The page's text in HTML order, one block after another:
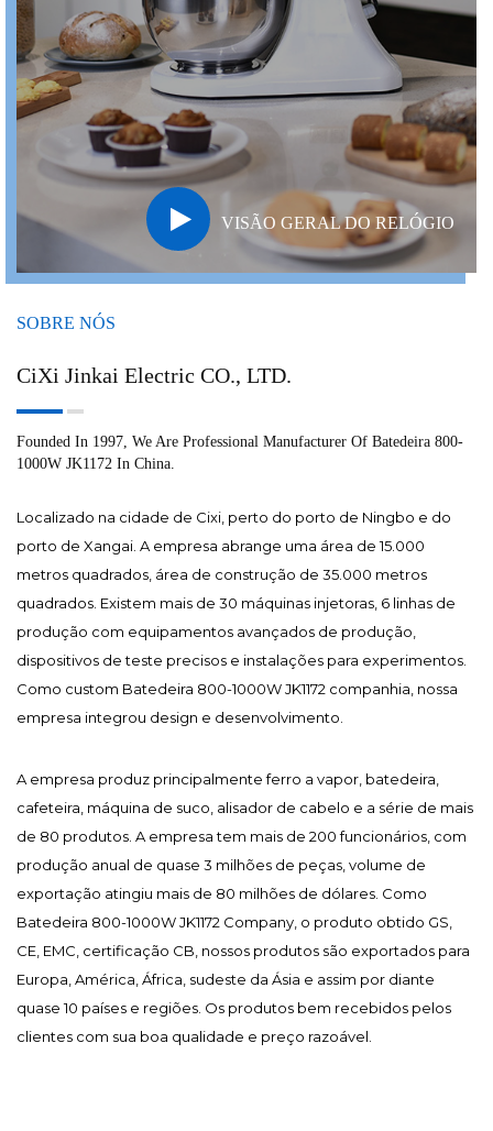
VISÃO GERAL DO RELÓGIO
SOBRE NÓS
CiXi Jinkai Electric CO., LTD.
Founded In 1997, We Are Professional Manufacturer Of Batedeira 800-
1000W JK1172 In China.
Localizado na cidade de Cixi, perto do porto de Ningbo e do
porto de Xangai. A empresa abrange uma área de 15.000
metros quadrados, área de construção de 35.000 metros
quadrados. Existem mais de 30 máquinas injetoras, 6 linhas de
produção com equipamentos avançados de produção,
dispositivos de teste precisos e instalações para experimentos.
Como custom Batedeira 800-1000W JK1172 companhia , nossa
empresa integrou design e desenvolvimento.
A empresa produz principalmente ferro a vapor, batedeira,
cafeteira, máquina de suco, alisador de cabelo e a série de mais
de 80 produtos. A empresa tem mais de 200 funcionários, com
produção anual de quase 3 milhões de peças, volume de
exportação atingiu mais de 80 milhões de dólares. Como
Batedeira 800-1000W JK1172 Company , o produto obtido GS,
CE, EMC, certificação CB, nossos produtos são exportados para
Europa, América, África, sudeste da Ásia e assim por diante
quase 10 países e regiões. Os produtos bem recebidos pelos
clientes com sua boa qualidade e preço razoável.